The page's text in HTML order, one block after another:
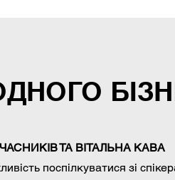
ТА ВІТАЛЬНА КАВА
поспілкуватися зі